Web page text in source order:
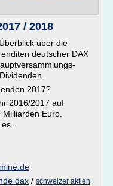
/ 2018
über die
deutscher DAX
2017?
2016/2017 auf
Euro.
dax / schweizer aktien